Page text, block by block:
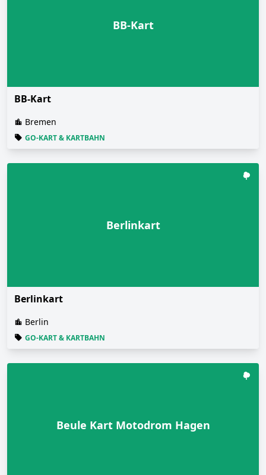
BB-Kart
BB-Kart
Bremen
GO-KART & KARTBAHN
Berlinkart
Berlinkart
Berlin
GO-KART & KARTBAHN
Beule Kart Motodrom Hagen